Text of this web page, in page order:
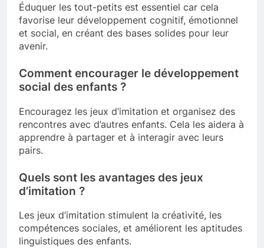
Éduquer les tout-petits est essentiel car cela
favorise leur développement cognitif, émotionnel
et social, en créant des bases solides pour leur
avenir.
Comment encourager le développement
social des enfants ?
Encouragez les jeux d’imitation et organisez des
rencontres avec d’autres enfants. Cela les aidera à
apprendre à partager et à interagir avec leurs
pairs.
Quels sont les avantages des jeux
d’imitation ?
Les jeux d’imitation stimulent la créativité, les
compétences sociales, et améliorent les aptitudes
linguistiques des enfants.